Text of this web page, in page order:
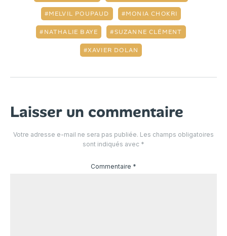
MELVIL POUPAUD MONIA CHOKRI
NATHALIE BAYE SUZANNE CLÉMENT
XAVIER DOLAN
Laisser un commentaire
Votre adresse e-mail ne sera pas publiée. Les champs obligatoires
sont indiqués avec *
Commentaire *